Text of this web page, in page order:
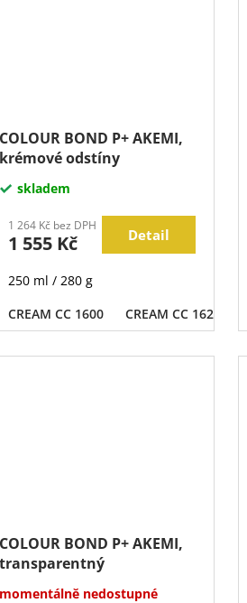
COLOUR BOND P+ AKEMI,
krémové odstíny
skladem
1 264 Kč bez DPH
1 555 Kč Detail
250 ml / 280 g
CREAM CC 1600
CREAM CC 1620
COLOUR BOND P+ AKEMI,
transparentný
momentálně nedostupné